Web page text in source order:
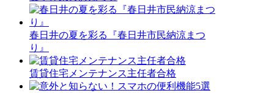
春日井の夏を彩る『春日井市民納涼まつ
り』
賃貸住宅メンテナンス主任者合格